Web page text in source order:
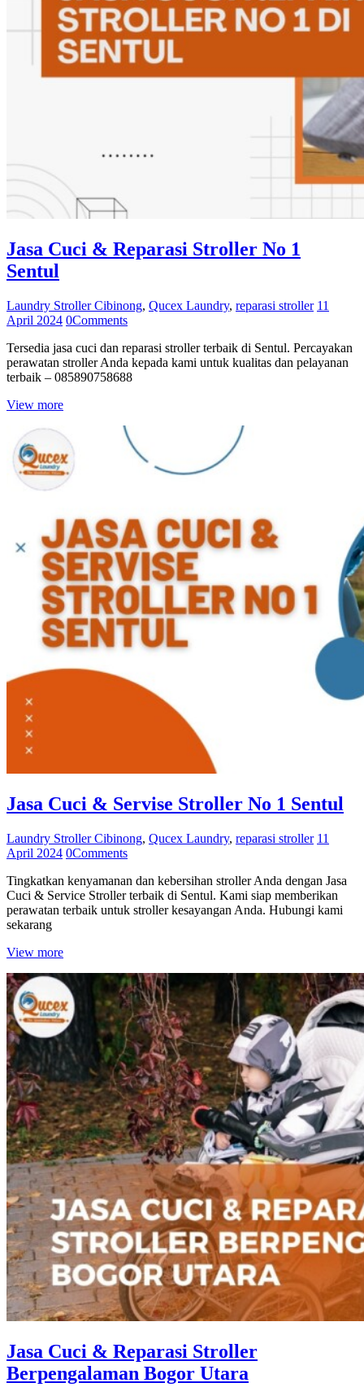
Jasa Cuci & Reparasi Stroller No 1
Sentul
Laundry Stroller Cibinong, Qucex Laundry, reparasi stroller 11
April 2024 0Comments
Tersedia jasa cuci dan reparasi stroller terbaik di Sentul. Percayakan
perawatan stroller Anda kepada kami untuk kualitas dan pelayanan
terbaik – 085890758688
View more
Jasa Cuci & Servise Stroller No 1 Sentul
Laundry Stroller Cibinong, Qucex Laundry, reparasi stroller 11
April 2024 0Comments
Tingkatkan kenyamanan dan kebersihan stroller Anda dengan Jasa
Cuci & Service Stroller terbaik di Sentul. Kami siap memberikan
perawatan terbaik untuk stroller kesayangan Anda. Hubungi kami
sekarang
View more
Jasa Cuci & Reparasi Stroller
Berpengalaman Bogor Utara